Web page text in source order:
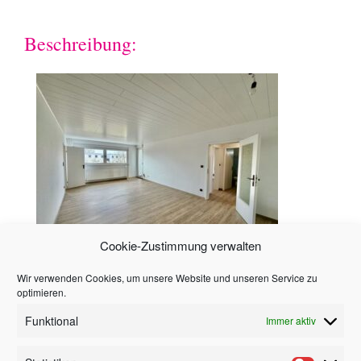
Cookie-Zustimmung verwalten
Wir verwenden Cookies, um unsere Website und unseren Service zu
optimieren.
Funktional Immer aktiv
Beschreibung:
Hinweis
Alle in diesem Angebot enthaltenen Angaben,